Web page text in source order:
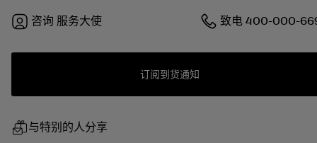
咨询 服务大使 致电400-000-
订阅到货通知
与特别的人分享